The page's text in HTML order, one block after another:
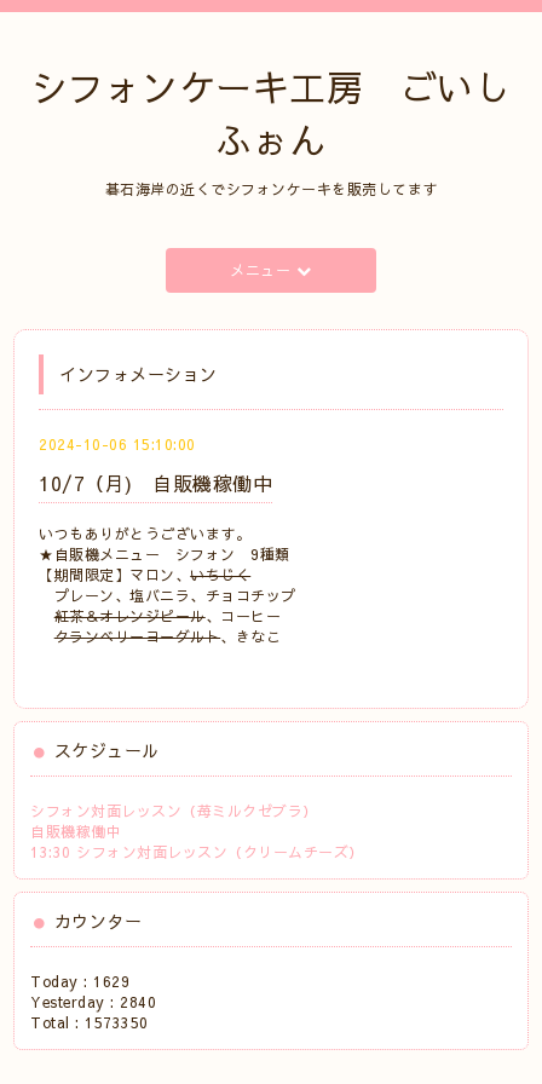
シフォンケーキ工房 ごいし
ふぉん
碁石海岸の近くでシフォンケーキを販売してます
メニュー
インフォメーション
2024-10-06 15:10:00
10/7（月) 自販機稼働中
いつもありがとうございます。
★自販機メニュー シフォン 9種類
【期間限定】マロン、いちじく
プレーン、塩バニラ、チョコチップ
紅茶＆オレンジピール、コーヒー
クランベリーヨーグルト、きなこ
スケジュール
シフォン対面レッスン（苺ミルクゼブラ）
自販機稼働中
13:30 シフォン対面レッスン（クリームチーズ）
カウンター
Today : 1629
Yesterday : 2840
Total : 1573350